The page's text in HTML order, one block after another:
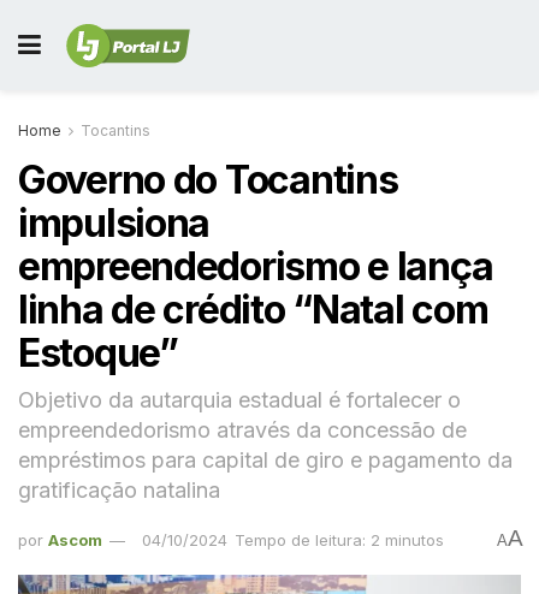
Home Tocantins
Governo do Tocantins
impulsiona
empreendedorismo e lança
linha de crédito “Natal com
Estoque”
Objetivo da autarquia estadual é fortalecer o
empreendedorismo através da concessão de
empréstimos para capital de giro e pagamento da
gratificação natalina
por Ascom 04/10/2024 Tempo de leitura: 2 minutos AA